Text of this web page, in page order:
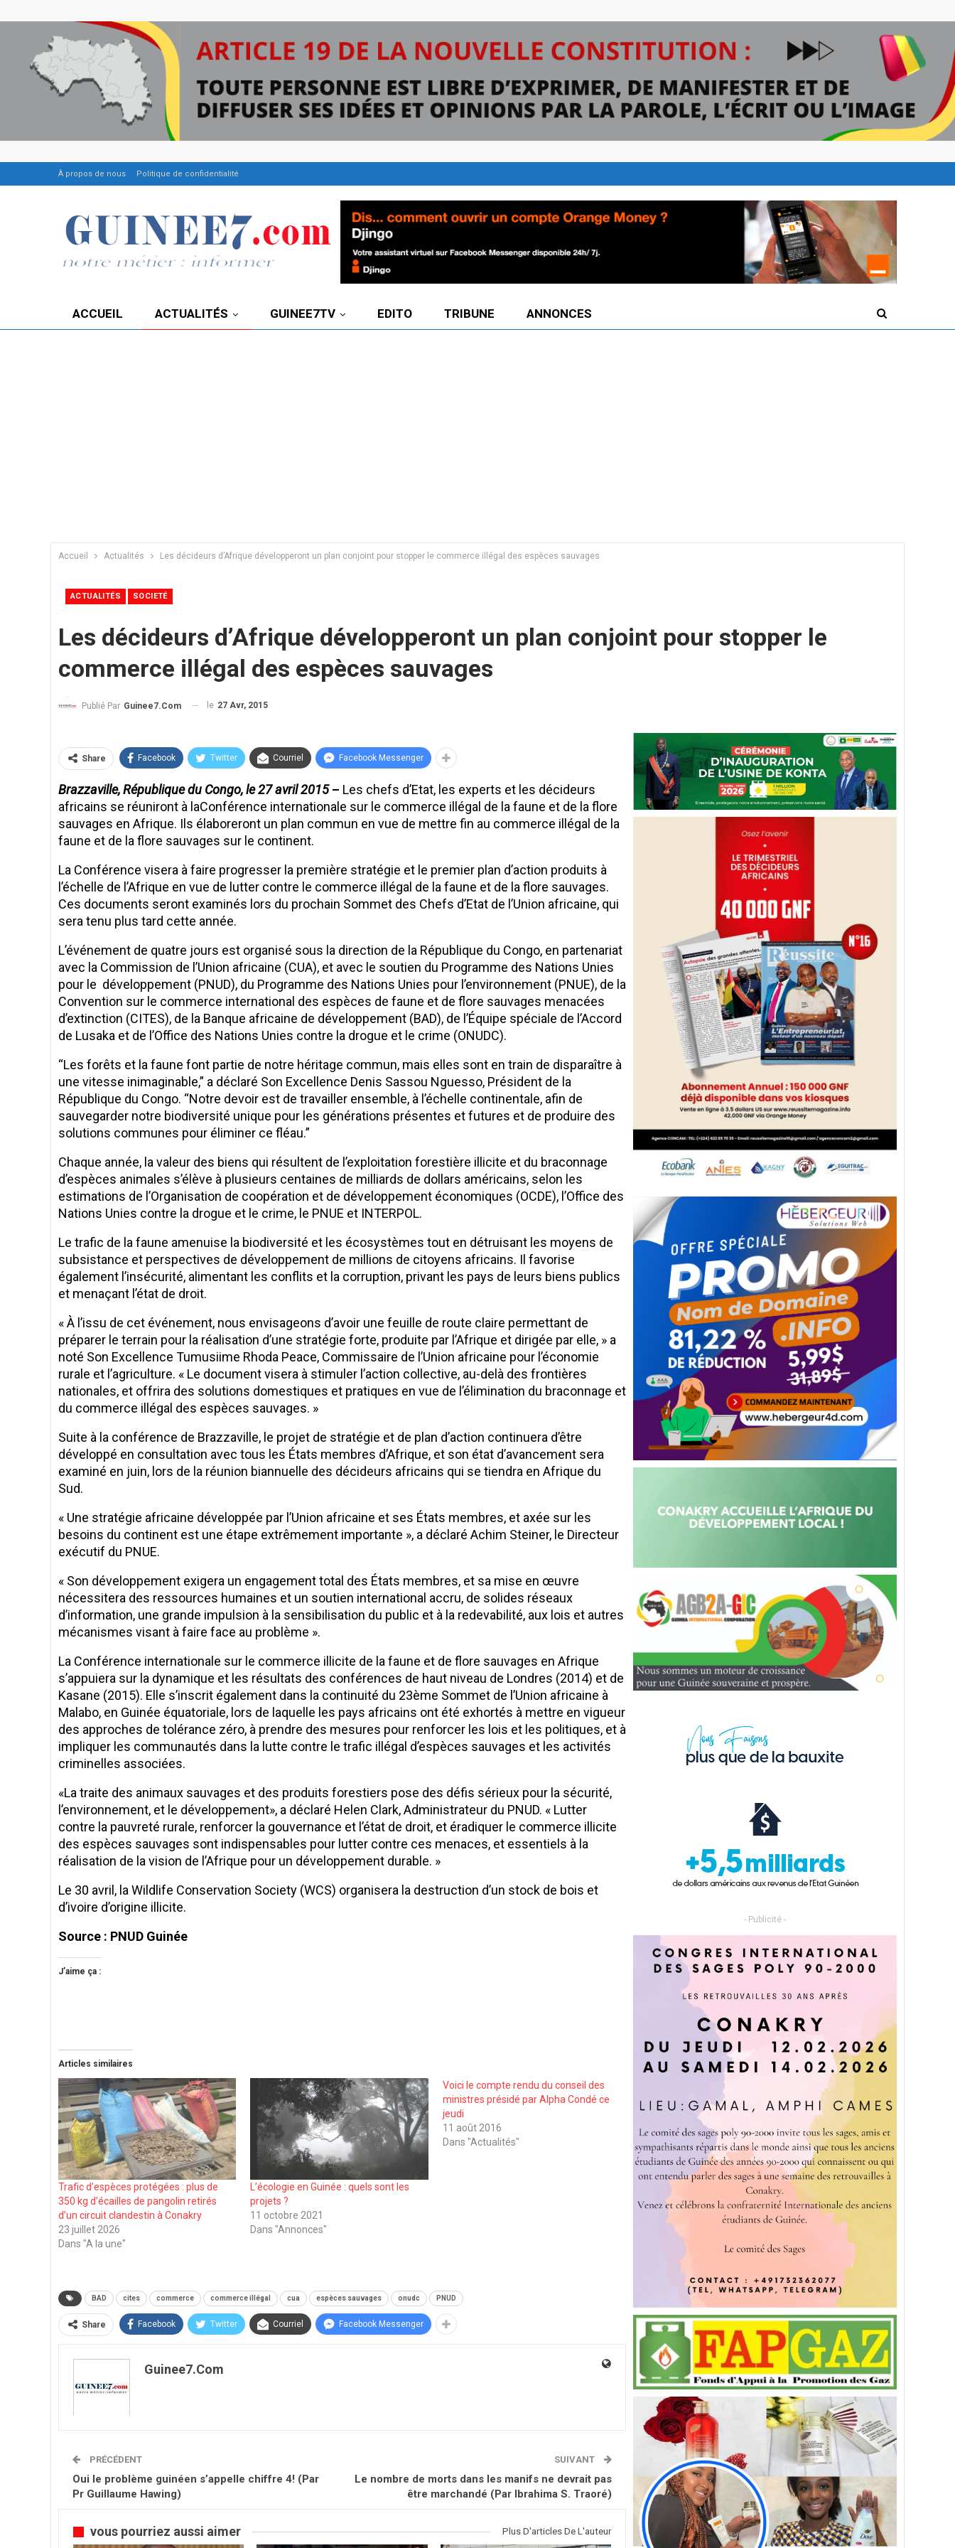
À propos de nous Politique de confidentialité
ACCUEIL ACTUALITÉS GUINEE7TV EDITO TRIBUNE ANNONCES
Accueil Actualités Les décideurs d’Afrique développeront un plan conjoint pour stopper le commerce illégal des espèces sauvages
ACTUALITÉS SOCIETÉ
Les décideurs d’Afrique développeront un plan conjoint pour stopper le
commerce illégal des espèces sauvages
Publié Par Guinee7.com le 27 Avr, 2015
Share Facebook Twitter Courriel Facebook Messenger
Brazzaville, République du Congo, le 27 avril 2015– Les chefs d’Etat, les experts et les décideurs
africains se réuniront à laConférence internationale sur le commerce illégal de la faune et de la flore
sauvages en Afrique. Ils élaboreront un plan commun en vue de mettre fin au commerce illégal de la
faune et de la flore sauvages sur le continent.
La Conférence visera à faire progresser la première stratégie et le premier plan d’action produits à
l’échelle de l’Afrique en vue de lutter contre le commerce illégal de la faune et de la flore sauvages.
Ces documents seront examinés lors du prochain Sommet des Chefs d’Etat de l’Union africaine, qui
sera tenu plus tard cette année.
L’événement de quatre jours est organisé sous la direction de la République du Congo, en partenariat
avec la Commission de l’Union africaine (CUA), et avec le soutien du Programme des Nations Unies
pour le développement (PNUD), du Programme des Nations Unies pour l’environnement (PNUE), de la
Convention sur le commerce international des espèces de faune et de flore sauvages menacées
d’extinction (CITES), de la Banque africaine de développement (BAD), de l’Équipe spéciale de l’Accord
de Lusaka et de l’Office des Nations Unies contre la drogue et le crime (ONUDC).
“Les forêts et la faune font partie de notre héritage commun, mais elles sont en train de disparaître à
une vitesse inimaginable,” a déclaré Son Excellence Denis Sassou Nguesso, Président de la
République du Congo. “Notre devoir est de travailler ensemble, à l’échelle continentale, afin de
sauvegarder notre biodiversité unique pour les générations présentes et futures et de produire des
solutions communes pour éliminer ce fléau.”
Chaque année, la valeur des biens qui résultent de l’exploitation forestière illicite et du braconnage
d’espèces animales s’élève à plusieurs centaines de milliards de dollars américains, selon les
estimations de l’Organisation de coopération et de développement économiques (OCDE), l’Office des
Nations Unies contre la drogue et le crime, le PNUE et INTERPOL.
Le trafic de la faune amenuise la biodiversité et les écosystèmes tout en détruisant les moyens de
subsistance et perspectives de développement de millions de citoyens africains. Il favorise
également l’insécurité, alimentant les conflits et la corruption, privant les pays de leurs biens publics
et menaçant l’état de droit.
« À l’issu de cet événement, nous envisageons d’avoir une feuille de route claire permettant de
préparer le terrain pour la réalisation d’une stratégie forte, produite par l’Afrique et dirigée par elle, » a
noté Son Excellence Tumusiime Rhoda Peace, Commissaire de l’Union africaine pour l’économie
rurale et l’agriculture. « Le document visera à stimuler l’action collective, au-delà des frontières
nationales, et offrira des solutions domestiques et pratiques en vue de l’élimination du braconnage et
du commerce illégal des espèces sauvages. »
Suite à la conférence de Brazzaville, le projet de stratégie et de plan d’action continuera d’être
développé en consultation avec tous les États membres d’Afrique, et son état d’avancement sera
examiné en juin, lors de la réunion biannuelle des décideurs africains qui se tiendra en Afrique du
Sud.
« Une stratégie africaine développée par l’Union africaine et ses États membres, et axée sur les
besoins du continent est une étape extrêmement importante », a déclaré Achim Steiner, le Directeur
exécutif du PNUE.
« Son développement exigera un engagement total des États membres, et sa mise en œuvre
nécessitera des ressources humaines et un soutien international accru, de solides réseaux
d’information, une grande impulsion à la sensibilisation du public et à la redevabilité, aux lois et autres
mécanismes visant à faire face au problème ».
La Conférence internationale sur le commerce illicite de la faune et de flore sauvages en Afrique
s’appuiera sur la dynamique et les résultats des conférences de haut niveau de Londres (2014) et de
Kasane (2015). Elle s’inscrit également dans la continuité du 23ème Sommet de l’Union africaine à
Malabo, en Guinée équatoriale, lors de laquelle les pays africains ont été exhortés à mettre en vigueur
des approches de tolérance zéro, à prendre des mesures pour renforcer les lois et les politiques, et à
impliquer les communautés dans la lutte contre le trafic illégal d’espèces sauvages et les activités
criminelles associées.
«La traite des animaux sauvages et des produits forestiers pose des défis sérieux pour la sécurité,
l’environnement, et le développement», a déclaré Helen Clark, Administrateur du PNUD. « Lutter
contre la pauvreté rurale, renforcer la gouvernance et l’état de droit, et éradiquer le commerce illicite
des espèces sauvages sont indispensables pour lutter contre ces menaces, et essentiels à la
réalisation de la vision de l’Afrique pour un développement durable. »
Le 30 avril, la Wildlife Conservation Society (WCS) organisera la destruction d’un stock de bois et
d’ivoire d’origine illicite.
Source : PNUD Guinée
J’aime ça :
Articles similaires
Trafic d’espèces protégées : plus de
350 kg d’écailles de pangolin retirés
d’un circuit clandestin à Conakry
23 juillet 2026
Dans "A la une"
L’écologie en Guinée : quels sont les
projets ?
11 octobre 2021
Dans "Annonces"
Voici le compte rendu du conseil des
ministres présidé par Alpha Condé ce
jeudi
11 août 2016
Dans "Actualités"
BAD cites commerce commerce illégal cua espèces sauvages onudc PNUD
Share Facebook Twitter Courriel Facebook Messenger
Guinee7.com
PRÉCÉDENT
Oui le problème guinéen s’appelle chiffre 4! (Par
Pr Guillaume Hawing)
SUIVANT
Le nombre de morts dans les manifs ne devrait pas
être marchandé (Par Ibrahima S. Traoré)
vous pourriez aussi aimer Plus D'articles De L'auteur
- Publicité -